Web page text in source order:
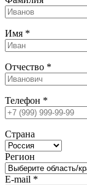
Имя *
Отчество *
Телефон *
Страна
Регион
E-mail *